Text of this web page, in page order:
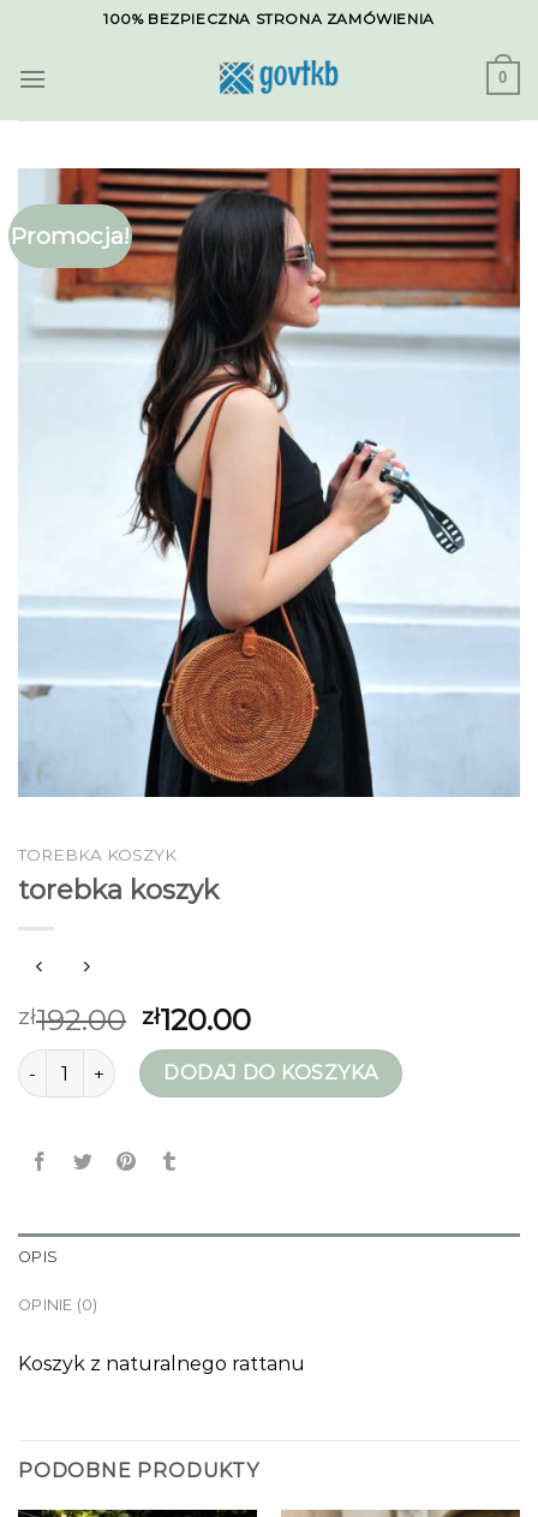
content
100% BEZPIECZNA STRONA ZAMÓWIENIA
0
Promocja!
TOREBKA KOSZYK
torebka koszyk
zł192.00 zł120.00
ilość torebka koszykDODAJ DO KOSZYKA
OPIS
OPINIE (0)
Koszyk z naturalnego rattanu
PODOBNE PRODUKTY